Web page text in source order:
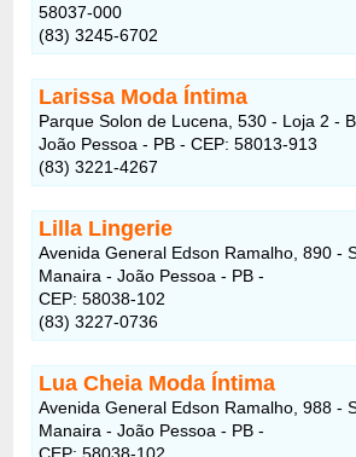
58037-000
(83) 3245-6702
Larissa Moda Íntima
Parque Solon de Lucena, 530 - Loja 2 -
João Pessoa - PB - CEP: 58013-913
(83) 3221-4267
Lilla Lingerie
Avenida General Edson Ramalho, 890 -
Manaira - João Pessoa - PB -
CEP: 58038-102
(83) 3227-0736
Lua Cheia Moda Íntima
Avenida General Edson Ramalho, 988 -
Manaira - João Pessoa - PB -
CEP: 58038-102